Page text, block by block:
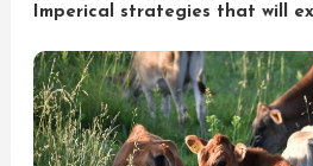
Imperical strategies that will